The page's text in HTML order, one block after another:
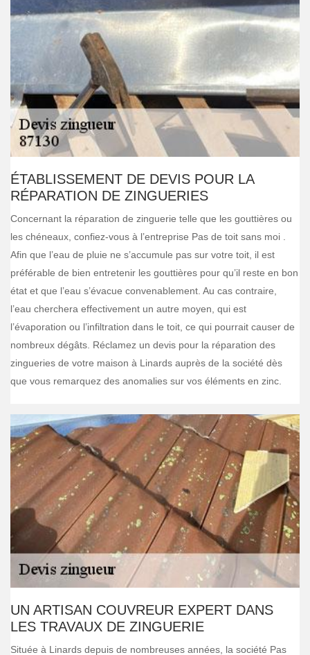
ÉTABLISSEMENT DE DEVIS POUR LA
RÉPARATION DE ZINGUERIES
Concernant la réparation de zinguerie telle que les gouttières ou
les chéneaux, confiez-vous à l’entreprise Pas de toit sans moi .
Afin que l’eau de pluie ne s’accumule pas sur votre toit, il est
préférable de bien entretenir les gouttières pour qu’il reste en bon
état et que l’eau s’évacue convenablement. Au cas contraire,
l’eau cherchera effectivement un autre moyen, qui est
l’évaporation ou l’infiltration dans le toit, ce qui pourrait causer de
nombreux dégâts. Réclamez un devis pour la réparation des
zingueries de votre maison à Linards auprès de la société dès
que vous remarquez des anomalies sur vos éléments en zinc.
UN ARTISAN COUVREUR EXPERT DANS
LES TRAVAUX DE ZINGUERIE
Située à Linards depuis de nombreuses années, la société Pas